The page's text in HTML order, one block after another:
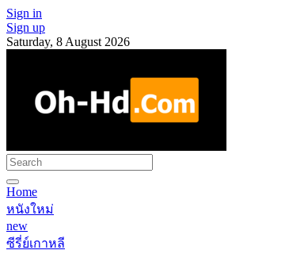
Sign in
Sign up
Saturday, 8 August 2026
Home
หนังใหม่
new
ซีรี่ย์เกาหลี